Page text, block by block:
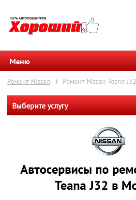
Меню
Ремонт Nissan Ремонт Nissan Teana J32
Выберите услугу
Автосервисы по
Teana J32 в